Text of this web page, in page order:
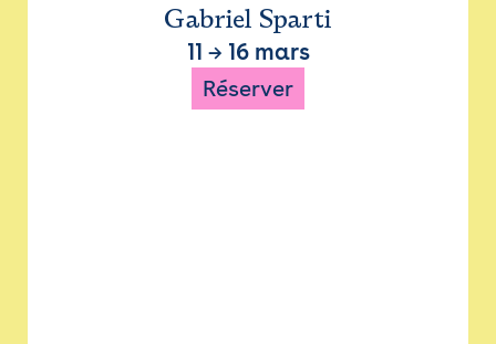
Gabriel Sparti
11 → 16 mars
Réserver